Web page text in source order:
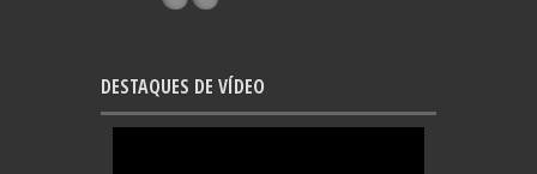
DESTAQUES DE VÍDEO